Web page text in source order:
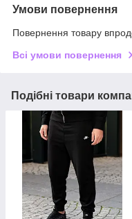
Умови повернення
Повернення товару
Всі умови повернення
Подібні товари